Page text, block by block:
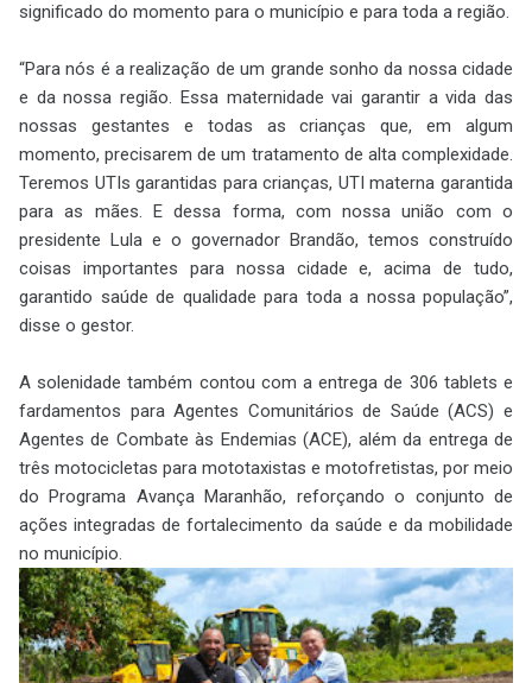
significado do momento para o município e para toda a região.
“Para nós é a realização de um grande sonho da nossa cidade
e da nossa região. Essa maternidade vai garantir a vida das
nossas gestantes e todas as crianças que, em algum
momento, precisarem de um tratamento de alta complexidade.
Teremos UTIs garantidas para crianças, UTI materna garantida
para as mães. E dessa forma, com nossa união com o
presidente Lula e o governador Brandão, temos construído
coisas importantes para nossa cidade e, acima de tudo,
garantido saúde de qualidade para toda a nossa população”,
disse o gestor.
A solenidade também contou com a entrega de 306 tablets e
fardamentos para Agentes Comunitários de Saúde (ACS) e
Agentes de Combate às Endemias (ACE), além da entrega de
três motocicletas para mototaxistas e motofretistas, por meio
do Programa Avança Maranhão, reforçando o conjunto de
ações integradas de fortalecimento da saúde e da mobilidade
no município.